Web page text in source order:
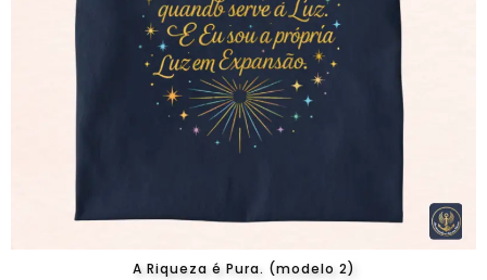
A Riqueza é Pura. (modelo 2)